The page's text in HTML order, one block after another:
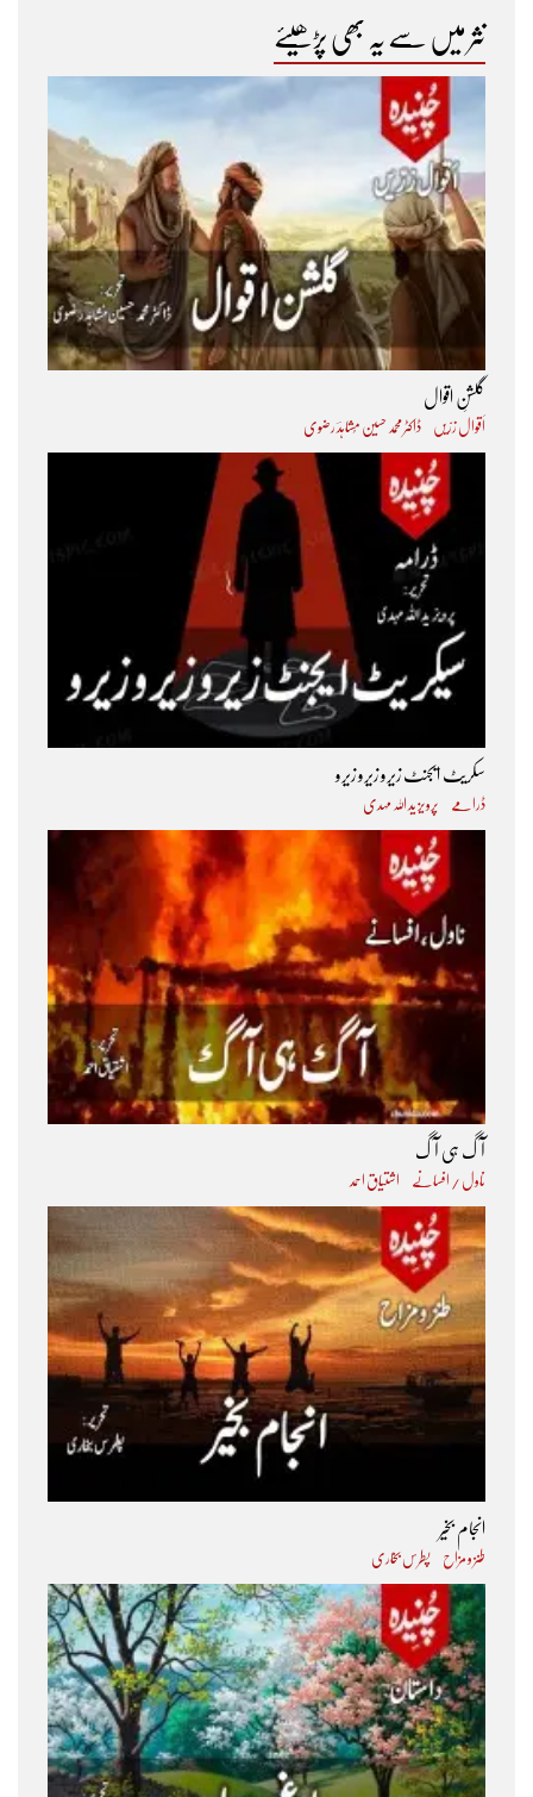
نثر میں سے یہ بھی پڑھیئے
گلشنِ اقوال
اَقوال زرّیں ڈاکٹر محمد حسین مُشاہدؔ رضوی
سکریٹ ایجنٹ زیرو زیرو زیرو
ڈرامے پرویز ید اللہ مہدی
آگ ہی آگ
ناول / افسانے اشتیاق احمد
انجام بخیر
طنز و مزاح پطرس بخاری